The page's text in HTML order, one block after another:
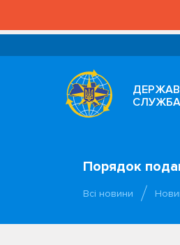
СЛУЖБА
Порядок
Всі новини